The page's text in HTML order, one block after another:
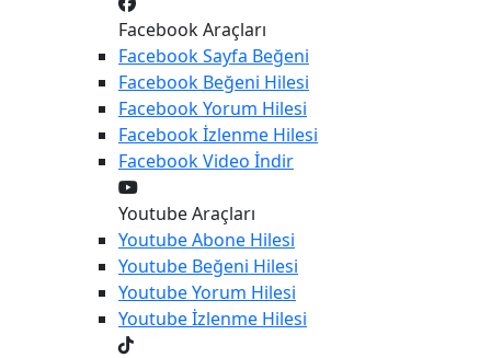
Facebook Araçları
FacebookSayfa Beğeni
Facebook Beğeni Hilesi
FacebookYorum Hilesi
Facebookİzlenme Hilesi
FacebookVideo İndir
Youtube Araçları
YoutubeAbone Hilesi
Youtube Beğeni Hilesi
YoutubeYorum Hilesi
Youtubeİzlenme Hilesi